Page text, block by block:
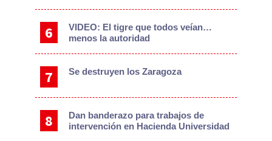
VIDEO: El tigre que todos veían…
menos la autoridad
Se destruyen los Zaragoza
Dan banderazo para trabajos de
intervención en Hacienda Universidad